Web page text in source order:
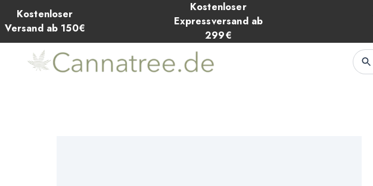
Kostenloser
Versand ab 150€
Kostenloser
Expressversand ab
299€